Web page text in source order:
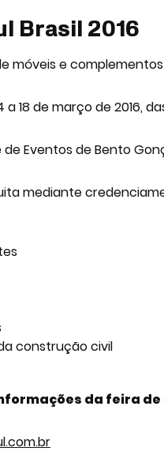
Brasil 2016
móveis e
a 18 de março de 2016,
de Eventos de Bento
mediante
construção civil
da feira de